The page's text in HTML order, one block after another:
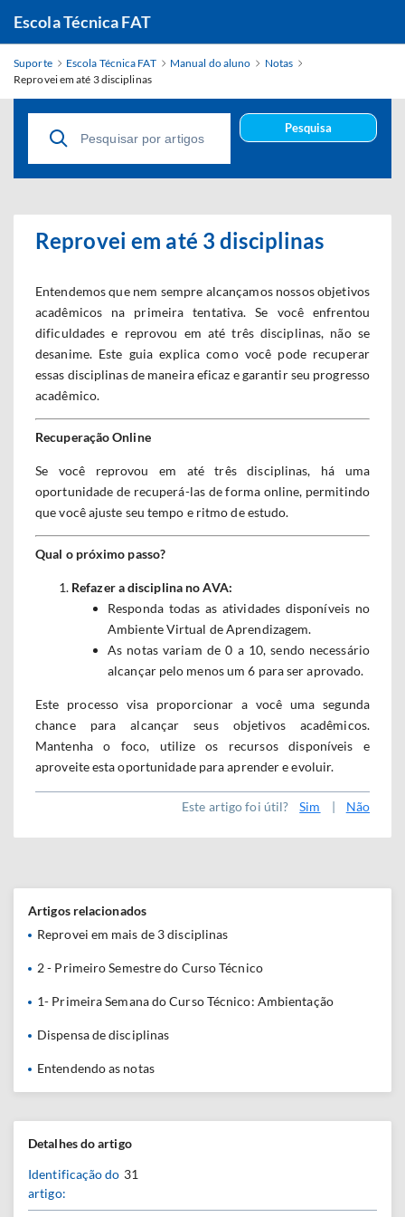
Escola Técnica FAT
Suporte Escola Técnica FAT Manual do aluno
Notas
Reprovei em até 3 disciplinas
Pesquisa
Reprovei em até 3 disciplinas
Entendemos que nem sempre alcançamos nossos objetivos
acadêmicos na primeira tentativa. Se você enfrentou
dificuldades e reprovou em até três disciplinas, não se
desanime. Este guia explica como você pode recuperar
essas disciplinas de maneira eficaz e garantir seu progresso
acadêmico.
Recuperação Online
Se você reprovou em até três disciplinas, há uma
oportunidade de recuperá-las de forma online, permitindo
que você ajuste seu tempo e ritmo de estudo.
Qual o próximo passo?
Refazer a disciplina no AVA:
Responda todas as atividades disponíveis no
Ambiente Virtual de Aprendizagem.
As notas variam de 0 a 10, sendo necessário
alcançar pelo menos um 6 para ser aprovado.
Este processo visa proporcionar a você uma segunda
chance para alcançar seus objetivos acadêmicos.
Mantenha o foco, utilize os recursos disponíveis e
aproveite esta oportunidade para aprender e evoluir.
Este artigo foi útil? Sim | Não
Detalhes do artigo
Identificação do
artigo:
31
Artigos relacionados
Reprovei em mais de 3 disciplinas
2 - Primeiro Semestre do Curso Técnico
1- Primeira Semana do Curso Técnico: Ambientação
Dispensa de disciplinas
Entendendo as notas